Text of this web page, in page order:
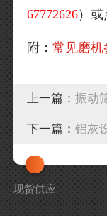
67772626）
附：常见磨机
上一篇：振动
下一篇：铝灰
现货供应